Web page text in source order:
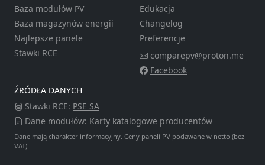
Baza modułów PV
Baza magazynów energii
Najlepsze panele
Stawki RCE
Edukacja
Changelog
Preferencje
comparepv@proton.me
Facebook
ŹRÓDŁA DANYCH
Stawki RCE: PSE SA
Dane modułów: Karty katalogowe producentów
Dane mają charakter informacyjny. Ceny paneli PV podawane w netto (bez
VAT).